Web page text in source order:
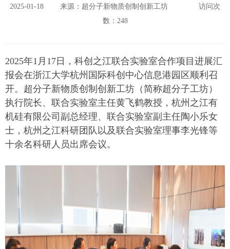
2025-01-18 来源：超分子新物质创制创新工坊
访问次
数： 248
2025年1月17日，科创之江联合实验室合作项目进展汇
报会在浙江大学杭州国际科创中心信息港园区顺利召
开。超分子新物质创制创新工坊（简称超分子工坊）
执行院长、联合实验室主任黄飞鹤教授，杭州之江有
机硅有限公司副总经理、联合实验室副主任陶小乐女
士，杭州之江科研团队以及联合实验室理事李光锋等
十余名科研人员出席会议。